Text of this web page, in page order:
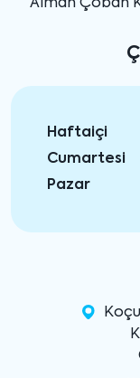
Alman Çoban
Haftaiçi
Cumartesi
Pazar